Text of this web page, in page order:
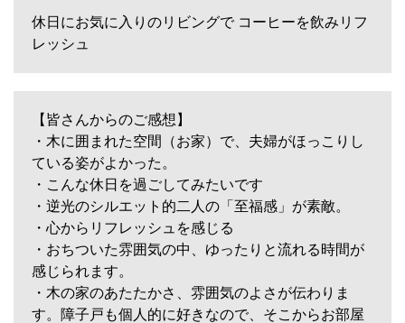
休日にお気に入りのリビングで コーヒーを飲みリフ
レッシュ
【皆さんからのご感想】
・木に囲まれた空間（お家）で、夫婦がほっこりし
ている姿がよかった。
・こんな休日を過ごしてみたいです
・逆光のシルエット的二人の「至福感」が素敵。
・心からリフレッシュを感じる
・おちついた雰囲気の中、ゆったりと流れる時間が
感じられます。
・木の家のあたたかさ、雰囲気のよさが伝わりま
す。障子戸も個人的に好きなので、そこからお部屋